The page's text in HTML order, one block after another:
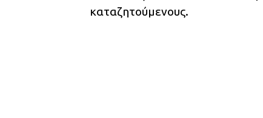
καταζητούμενους.